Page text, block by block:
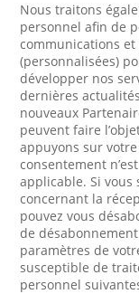
Nous traitons
personnel afin de
communications
(personnalisées)
développer nos
dernières
nouveaux
peuvent faire
appuyons sur
consentement
applicable. Si
concernant la
pouvez vous
de
paramètres de
susceptible de
personnel